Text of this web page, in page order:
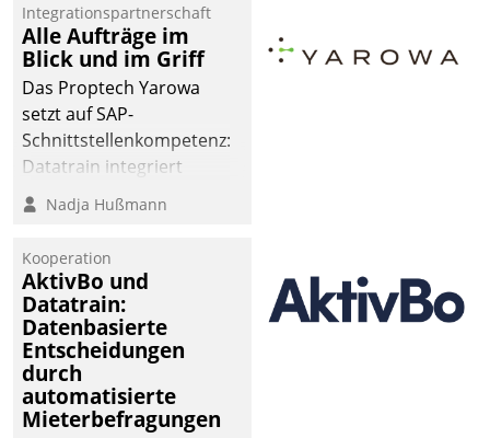
der
Wohnungswirtschaft“.
Bewerben können sich
dafür ein Team
bestehend aus
Wohnungsunternehmen
und PropTech.
Integrationspartnerschaft
Alle Aufträge im
Blick und im Griff
Das Proptech Yarowa
setzt auf SAP-
Schnittstellenkompetenz:
Datatrain integriert
Yarowas Portal zur
Vergabe und Verwaltung
operativen
Instandhaltung in die
SAP-Systemlandschaft
deutscher
Wohnungsunternehmen
– und beschleunigt damit
den Weg vom
Nadja Hußmann
Kooperation
AktivBo und
Datatrain:
Datenbasierte
Entscheidungen
durch
automatisierte
Mieterbefragungen